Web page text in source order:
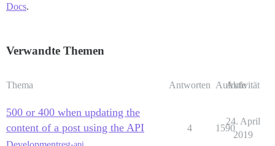
Docs.
Verwandte Themen
Thema Antworten Aufrufe
Aktivität
500 or 400 when updating the
content of a post using the API
4 1590
24. April
2019